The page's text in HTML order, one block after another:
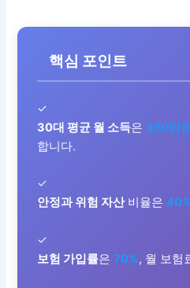
핵심 포인트
✓
30대 평균 월 소득은 350만원
합니다.
✓
안정과 위험 자산비율은
✓
보험 가입률은70%, 월 보험